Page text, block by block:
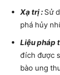
Xạ trị : Sử
phá hủy
Liệu pháp
đích được
bào ung